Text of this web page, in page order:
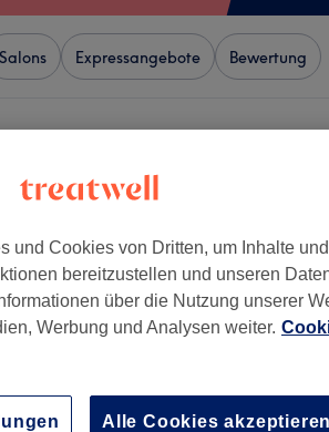
Salons Expressangebote Bewertung
250 €
+
und Cookies von Dritten, um Inhalte
bereitzustellen und unseren
über die Nutzung unserer
Werbung und Analysen weiter.
Alle Cookies akzeptieren